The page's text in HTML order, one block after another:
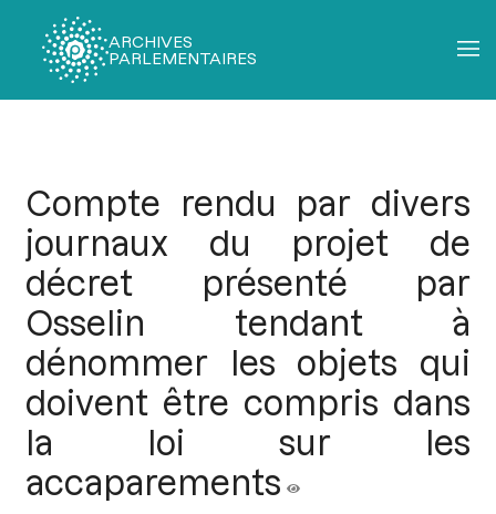
ARCHIVES
PARLEMENTAIRES
Compte rendu par divers
journaux du projet de
décret présenté par
Osselin tendant à
dénommer les objets qui
doivent être compris dans
la loi sur les
accaparements